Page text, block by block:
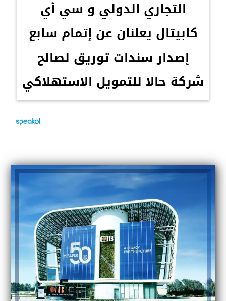
التجاري الدولي و سي أي
كابيتال يعلنان عن إتمام سابع
إصدار سندات توريق لصالح
شركة حالا للتمويل الاستهلاكي